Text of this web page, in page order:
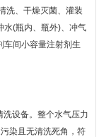
洗、干燥灭菌、灌装
水(瓶内、瓶外)、冲气
车间小容量注射剂生
设备。整个水气压力
染且无清洗死角，符